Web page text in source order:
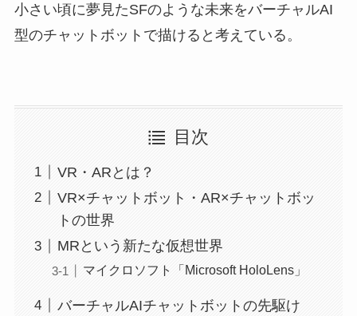
小さい頃に夢見たSFのような未来をバーチャルAI
型のチャットボットで描けると考えている。
目次
VR・ARとは？
VR×チャットボット・AR×チャットボッ
トの世界
MRという新たな仮想世界
マイクロソフト「Microsoft HoloLens」
バーチャルAIチャットボットの先駆け